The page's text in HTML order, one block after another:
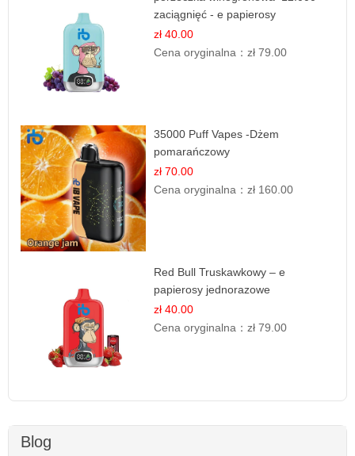
zaciągnięć - e papierosy
zł 40.00
Cena oryginalna：zł 79.00
35000 Puff Vapes -Dżem
pomarańczowy
zł 70.00
Cena oryginalna：zł 160.00
Red Bull Truskawkowy – e
papierosy jednorazowe
zł 40.00
Cena oryginalna：zł 79.00
Blog